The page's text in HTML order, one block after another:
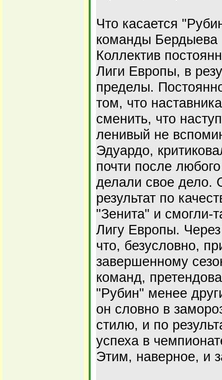
Что касается
команды Бердыева
Коллектив
Лиги Европы, в
пределы.
том, что
сменить, что
ленивый не
Эдуардо,
почти после
делали свое дело.
результат по
"Зенита" и смогли-
Лигу Европы.
что, безусловно,
завершенному
команд,
"Рубин" менее
он словно в
стилю, и по
успеха в
Этим, наверное, и